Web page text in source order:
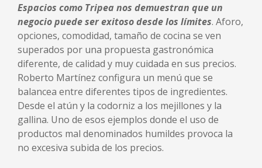
Espacios como Tripea nos demuestran que un
negocio puede ser exitoso desde los límites. Aforo,
opciones, comodidad, tamaño de cocina se ven
superados por una propuesta gastronómica
diferente, de calidad y muy cuidada en sus precios.
Roberto Martínez configura un menú que se
balancea entre diferentes tipos de ingredientes.
Desde el atún y la codorniz a los mejillones y la
gallina. Uno de esos ejemplos donde el uso de
productos mal denominados humildes provoca la
no excesiva subida de los precios.